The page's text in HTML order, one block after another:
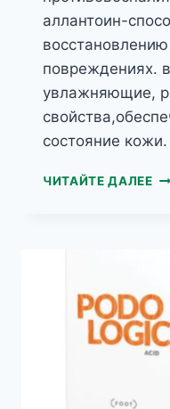
аллантоин-
повреждениях.
увлажняющие,
состояние кожи.
ЧИТАЙТЕ ДАЛЕЕ
И